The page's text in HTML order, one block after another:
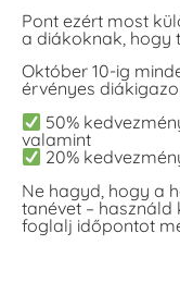
Pont ezért most
a diákoknak, hogy
Október 10-ig
érvényes
50%
valamint
20%
Ne hagyd, hogy a
tanévet – használd
foglalj időpontot